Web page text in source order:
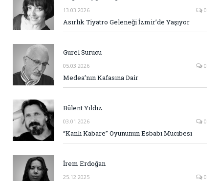
13.03.2026 0
Asırlık Tiyatro Geleneği İzmir’de Yaşıyor
Gürel Sürücü
05.03.2026 0
Medea’nın Kafasına Dair
Bülent Yıldız
03.01.2026 0
“Kanlı Kabare” Oyununun Esbabı Mucibesi
İrem Erdoğan
25.12.2025 0